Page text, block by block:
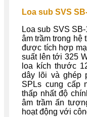
Loa sub SVS
Loa sub SVS
âm trầm trong hệ
được tích hợp
suất lên tới 325
loa kích thước
dây lõi và ghép
SPLs cung cấp
thấp nhất độ
âm trầm ấn
hoạt động với